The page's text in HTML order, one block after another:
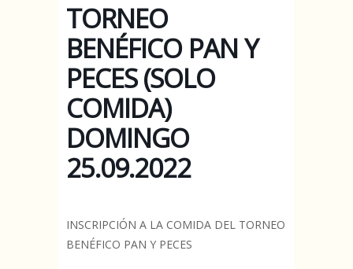
TORNEO
BENÉFICO PAN Y
PECES (SOLO
COMIDA)
DOMINGO
25.09.2022
INSCRIPCIÓN A LA COMIDA DEL TORNEO
BENÉFICO PAN Y PECES